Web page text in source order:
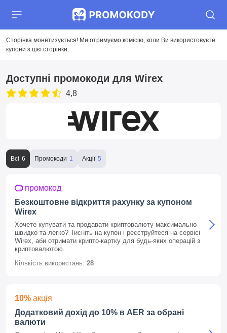
Сторінка монетизується! Ми отримуємо комісію, коли Ви використовуєте
купони з цієї сторінки.
Доступні промокоди для Wirex
4,8
Всі Промокоди Акції
промокод
Безкоштовне відкриття рахунку за купоном
Wirex
Хочете купувати та продавати криптовалюту максимально
швидко та легко? Тисніть на купон і реєструйтеся на сервісі
Wirex, аби отримати крипто-картку для будь-яких операцій з
криптовалютою.
Кількість використань: 28
10% акція
Додатковий дохід до 10% в AER за обрані
валюти